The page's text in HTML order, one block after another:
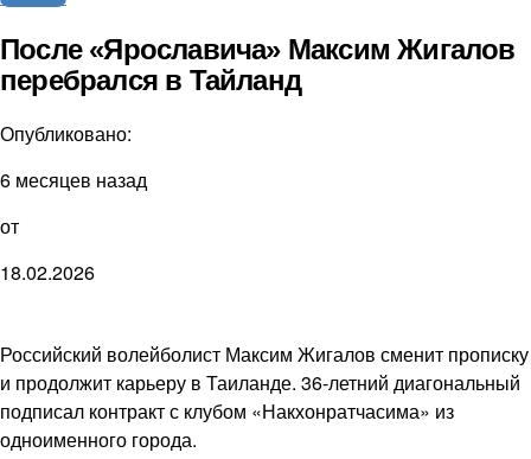
После «Ярославича» Максим Жигалов
перебрался в Тайланд
Опубликовано:
6 месяцев назад
от
18.02.2026
Российский волейболист Максим Жигалов сменит прописку
и продолжит карьеру в Таиланде. 36-летний диагональный
подписал контракт с клубом «Накхонратчасима» из
одноименного города.